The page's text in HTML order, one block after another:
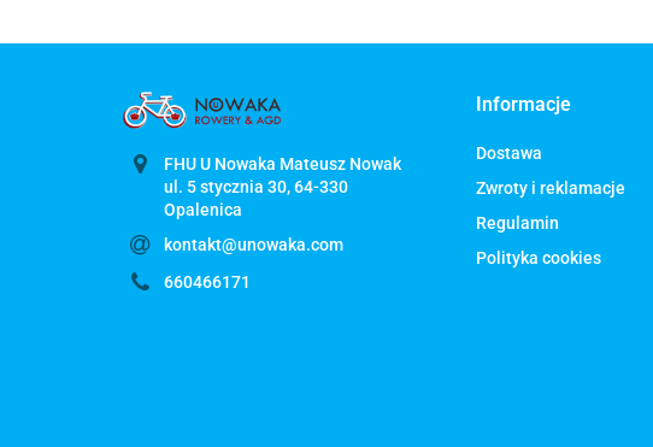
FHU U Nowaka Mateusz Nowak
ul. 5 stycznia 30, 64-330
kontakt@unowaka.com
660466171
Informacje
Dostawa
Zwroty i reklamacje
Regulamin
Polityka cookies